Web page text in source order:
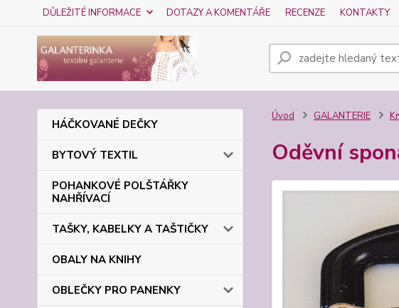
DŮLEŽITÉ INFORMACE DOTAZY A KOMENTÁŘE RECENZE KONTAKTY
HÁČKOVANÉ DEČKY
BYTOVÝ TEXTIL
POHANKOVÉ POLŠTÁŘKY
NAHŘÍVACÍ
TAŠKY, KABELKY A TAŠTIČKY
OBALY NA KNIHY
OBLEČKY PRO PANENKY
Úvod GALANTERIE
Oděvní